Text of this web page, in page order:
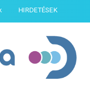
HIRDETÉSEK